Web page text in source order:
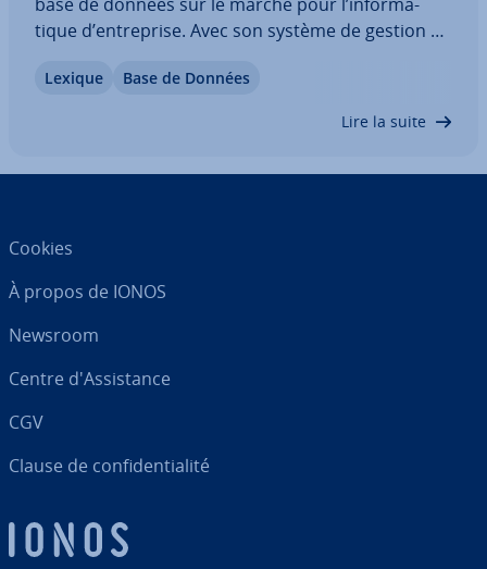
tique d’en­tre­prise. Avec son système de gestion de
stockent, traitent, mettent à dis­po­si­tion et
Lexique Base de Données
Lire la suite
Cookies
À propos de IONOS
Newsroom
Centre d'As­sis­tance
CGV
Clause de con­fi­den­tia­lité